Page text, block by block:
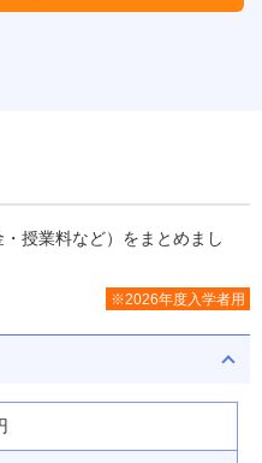
授業料など）をまとめまし
※2026年度入学者用